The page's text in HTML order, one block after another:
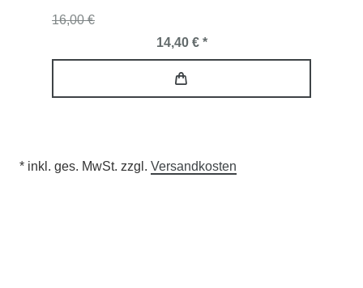
16,00 €
14,40 € *
* inkl. ges. MwSt. zzgl. Versandkosten